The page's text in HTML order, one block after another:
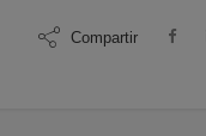
Compartir